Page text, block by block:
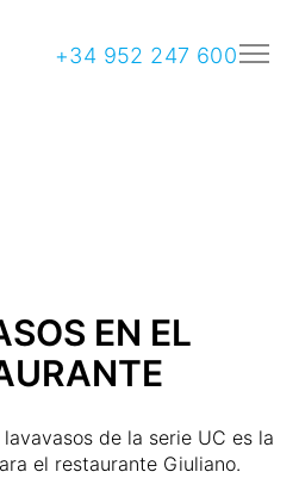
+34 952 247 600
EN EL
de la serie UC es la
el restaurante Giuliano.